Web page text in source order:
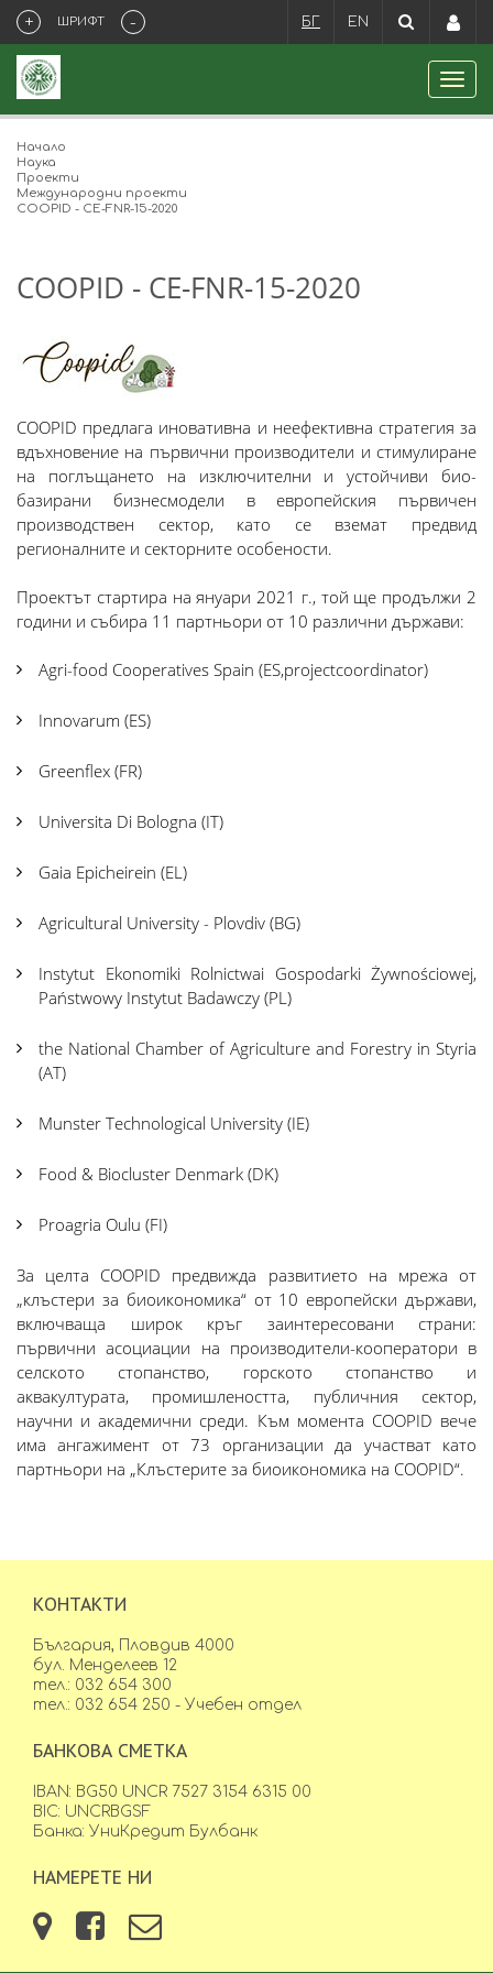
+ ШРИФТ - БГ EN
Начало
Наука
Проекти
Международни проекти
COOPID - CE-FNR-15-2020
COOPID - CE-FNR-15-2020
COOPID предлага иновативна и неефективна стратегия за
вдъхновение на първични производители и стимулиране
на поглъщането на изключителни и устойчиви био-
базирани бизнесмодели в европейския първичен
производствен сектор, като се вземат предвид
регионалните и секторните особености.
Проектът стартира на януари 2021 г., той ще продължи 2
години и събира 11 партньори от 10 различни държави:
Agri-food Cooperatives Spain (ES,projectcoordinator)
Innovarum (ES)
Greenflex (FR)
Universita Di Bologna (IT)
Gaia Epicheirein (EL)
Agricultural University - Plovdiv (BG)
Instytut Ekonomiki Rolnictwai Gospodarki Żywnościowej,
Państwowy Instytut Badawczy (PL)
the National Chamber of Agriculture and Forestry in Styria
(AT)
Munster Technological University (IE)
Food & Biocluster Denmark (DK)
Proagria Oulu (FI)
За целта COOPID предвижда развитието на мрежа от
„клъстери за биоикономика“ от 10 европейски държави,
включваща широк кръг заинтересовани страни:
първични асоциации на производители-кооператори в
селското стопанство, горското стопанство и
аквакултурата, промишлеността, публичния сектор,
научни и академични среди. Към момента COOPID вече
има ангажимент от 73 организации да участват като
партньори на „Клъстерите за биоикономика на COOPID“.
КОНТАКТИ
България, Пловдив 4000
бул. Менделеев 12
тел.: 032 654 300
тел.: 032 654 250 - Учебен отдел
БАНКОВА СМЕТКА
IBAN: BG50 UNCR 7527 3154 6315 00
BIC: UNCRBGSF
Банка: УниКредит Булбанк
НАМЕРЕТЕ НИ